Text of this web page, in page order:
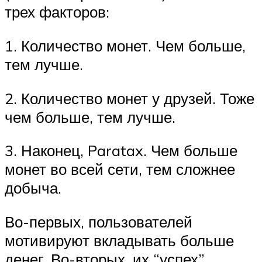
трех факторов:
1. Количество монет. Чем больше,
тем лучше.
2. Количество монет у друзей. Тоже
чем больше, тем лучше.
3. Наконец, Paratax. Чем больше
монет во всей сети, тем сложнее
добыча.
Во-первых, пользователей
мотивируют вкладывать больше